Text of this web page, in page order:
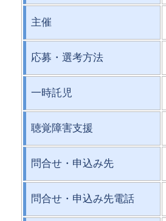
主催
応募・選考方法
一時託児
聴覚障害支援
問合せ・申込み先
問合せ・申込み先電話